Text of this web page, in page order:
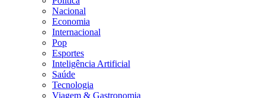
Nacional
Economia
Internacional
Pop
Esportes
Inteligência Artificial
Saúde
Tecnologia
Viagem & Gastronomia